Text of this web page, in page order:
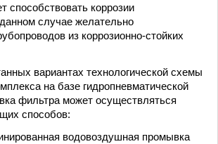
способствовать коррозии
случае желательно
из коррозионно-стойких
вариантах технологической схемы
на базе гидропневматической
фильтра может осуществляться
способов:
водовоздушная промывка